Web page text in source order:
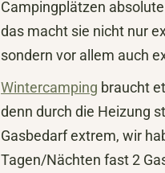
Campingplätzen
das macht sie nicht nur
sondern vor allem auch
Wintercamping braucht
denn durch die Heizung
Gasbedarf extrem, wir
Tagen/Nächten fast 2